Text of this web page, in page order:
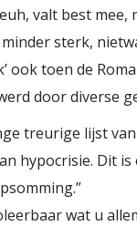
valt best mee,
sterk,
ook toen de
door diverse
treurige lijst
hypocrisie. Dit is
wat u